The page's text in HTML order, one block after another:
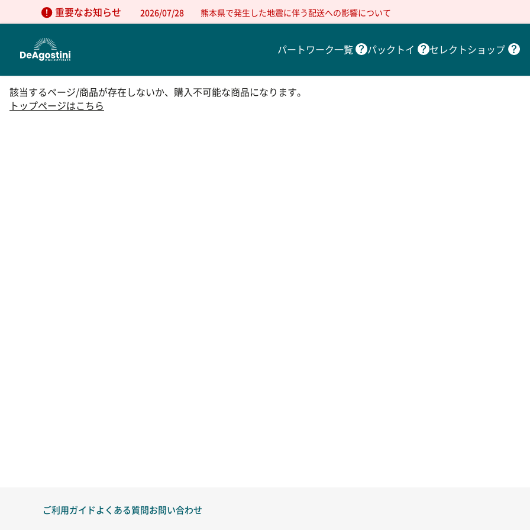
2026/07/28
重要なお知らせ 熊本県で発生した地震に伴う配送への影響について
パートワーク一覧 パックトイ セレクトショップ
該当するページ/商品が存在しないか、購入不可能な商品になります。
トップページはこちら
ご利用ガイドよくある質問お問い合わせ